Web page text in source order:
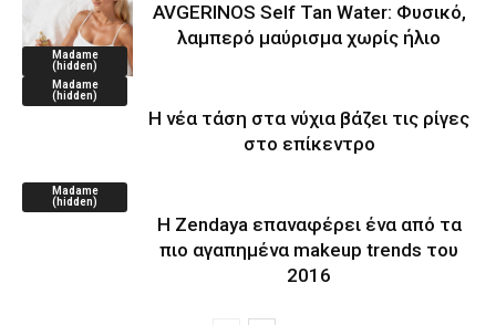
Madame
(hidden)
AVGERINOS Self Tan Water: Φυσικό,
λαμπερό μαύρισμα χωρίς ήλιο
Madame
(hidden)
Η νέα τάση στα νύχια βάζει τις ρίγες
στο επίκεντρο
Madame
(hidden)
Η Zendaya επαναφέρει ένα από τα
πιο αγαπημένα makeup trends του
2016